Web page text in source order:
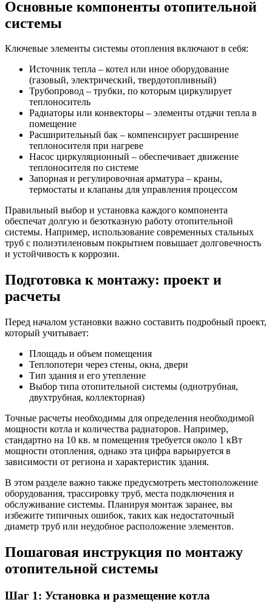
Основные компоненты отопительной
системы
Ключевые элементы системы отопления включают в себя:
Источник тепла – котел или иное оборудование
(газовый, электрический, твердотопливный)
Трубопровод – трубки, по которым циркулирует
теплоноситель
Радиаторы или конвекторы – элементы отдачи тепла в
помещение
Расширительный бак – компенсирует расширение
теплоносителя при нагреве
Насос циркуляционный – обеспечивает движение
теплоносителя по системе
Запорная и регулировочная арматура – краны,
термостаты и клапаны для управления процессом
Правильный выбор и установка каждого компонента
обеспечат долгую и безотказную работу отопительной
системы. Например, использование современных стальных
труб с полиэтиленовым покрытием повышает долговечность
и устойчивость к коррозии.
Подготовка к монтажу: проект и
расчеты
Перед началом установки важно составить подробный проект,
который учитывает:
Площадь и объем помещения
Теплопотери через стены, окна, двери
Тип здания и его утепление
Выбор типа отопительной системы (однотрубная,
двухтрубная, коллекторная)
Точные расчеты необходимы для определения необходимой
мощности котла и количества радиаторов. Например,
стандартно на 10 кв. м помещения требуется около 1 кВт
мощности отопления, однако эта цифра варьируется в
зависимости от региона и характеристик здания.
В этом разделе важно также предусмотреть местоположение
оборудования, трассировку труб, места подключения и
обслуживание системы. Планируя монтаж заранее, вы
избежите типичных ошибок, таких как недостаточный
диаметр труб или неудобное расположение элементов.
Пошаговая инструкция по монтажу
отопительной системы
Шаг 1: Установка и размещение котла